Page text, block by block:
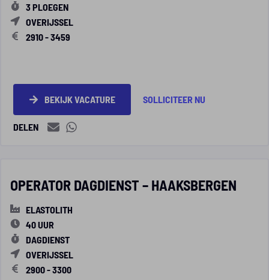
3 PLOEGEN
OVERIJSSEL
2910 - 3459
BEKIJK VACATURE SOLLICITEER NU
DELEN
OPERATOR DAGDIENST – HAAKSBERGEN
ELASTOLITH
40 UUR
DAGDIENST
OVERIJSSEL
2900 - 3300